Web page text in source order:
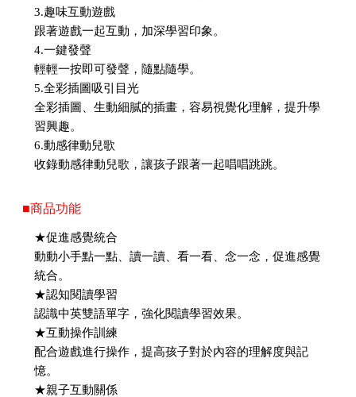
3.趣味互動遊戲
跟著遊戲一起互動，加深學習印象。
4.一鍵發聲
輕輕一按即可發聲，隨點隨學。
5.全彩插圖吸引目光
全彩插圖、生動細膩的插畫，容易視覺化理解，提升學
習興趣。
6.動感律動兒歌
收錄動感律動兒歌，讓孩子跟著一起唱唱跳跳。
■商品功能
★促進感覺統合
動動小手點一點、讀一讀、看一看、念一念，促進感覺
統合。
★認知閱讀學習
認識中英雙語單字，強化閱讀學習效果。
★互動操作訓練
配合遊戲進行操作，提高孩子對於內容的理解度與記
憶。
★親子互動關係